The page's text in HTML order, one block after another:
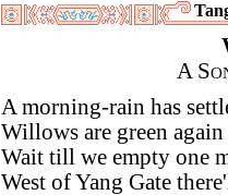
A
A morning-rain has
Willows are green
Wait till we empty one
West of Yang Gate